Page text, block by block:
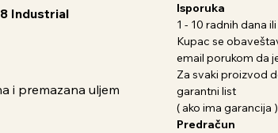
Industrial
i premazana uljem
Isporuka
1 - 10 radnih dana
Kupac se
email porukom da
Za svaki proizvod
garantni list
( ako ima garancija )
Predračun